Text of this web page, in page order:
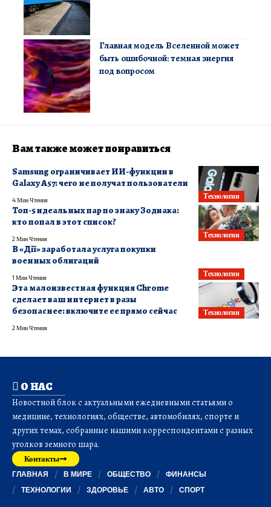
Главная модель Вселенной может
быть ошибочной: темная энергия
под вопросом
Вам также может понравиться
Технологии
Samsung ограничивает ИИ-функции в
Galaxy A57: чего не получат пользователи
4 Мин Чтения
Технологии
Топ-5 идеальных пар по знаку Зодиака:
кто попал в этот список?
2 Мин Чтения
Технологии
В «Дії» заработала услуга покупки
военных облигаций
1 Мин Чтения
Технологии
Эта малоизвестная функция Chrome
сделает ваш интернет в разы
безопаснее: включите ее прямо сейчас
2 Мин Чтения
О НАС
Новостной блок с актуальными ежедневными статьями о
медицине, технологиях, обществе, автомобилях, спорте и
других темах, собранные нашими корреспондентами с разных
уголков земного шара.
Контакты
ГЛАВНАЯ В МИРЕ ОБЩЕСТВО
ФИНАНСЫ
ТЕХНОЛОГИИ
ЗДОРОВЬЕ АВТО СПОРТ